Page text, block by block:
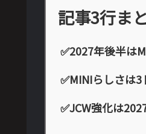
記事3行ま
✅2027年後半は
✅MINIらしさは
✅JCW強化は